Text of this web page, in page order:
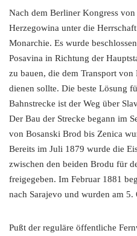
Nach dem Berliner Kongress
Herzegowina unter die
Monarchie. Es wurde
Posavina in Richtung der
zu bauen, die dem Transport
dienen sollte. Die beste Lösung
Bahnstrecke ist der Weg über
Der Bau der Strecke begann im
von Bosanski Brod bis Zenica
Bereits im Juli 1879 wurde die
zwischen den beiden Brodu für
freigegeben. Im Februar 1881
nach Sarajevo und wurden am 5.
Pußt der reguläre öffentliche